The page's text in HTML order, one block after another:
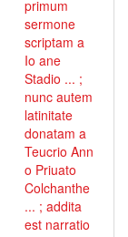
primum
sermone
scriptam a
Io ane
Stadio ... ;
nunc autem
latinitate
donatam a
Teucrio Ann
o Priuato
Colchanthe
... ; addita
est narratio